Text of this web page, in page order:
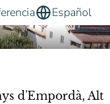
Español
d'Empordà, Alt